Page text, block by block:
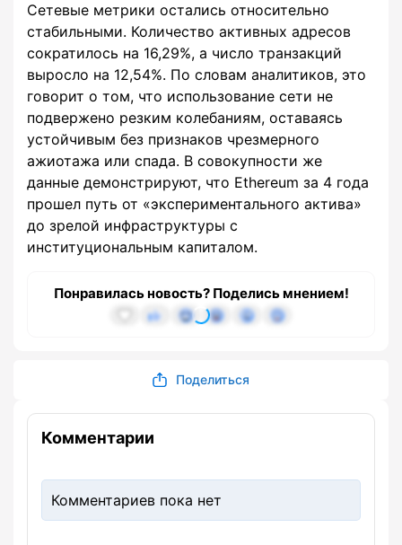
Сетевые метрики остались относительно
стабильными. Количество активных адресов
сократилось на 16,29%, а число транзакций
выросло на 12,54%. По словам аналитиков, это
говорит о том, что использование сети не
подвержено резким колебаниям, оставаясь
устойчивым без признаков чрезмерного
ажиотажа или спада. В совокупности же
данные демонстрируют, что Ethereum за 4 года
прошел путь от «экспериментального актива»
до зрелой инфраструктуры с
институциональным капиталом.
Понравилась новость? Поделись мнением!
Поделиться
Комментарии
Комментариев пока нет